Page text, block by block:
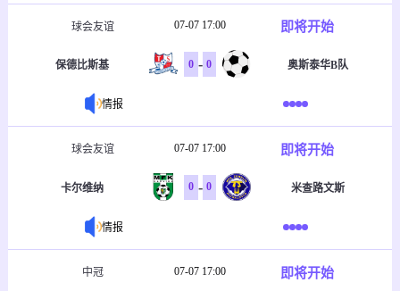
球会友谊 07-07 17:00 即将开始
保德比斯基 0 - 0 奥斯泰华B队
情报
球会友谊 07-07 17:00 即将开始
卡尔维纳 0 - 0 米查路文斯
情报
中冠 07-07 17:00 即将开始